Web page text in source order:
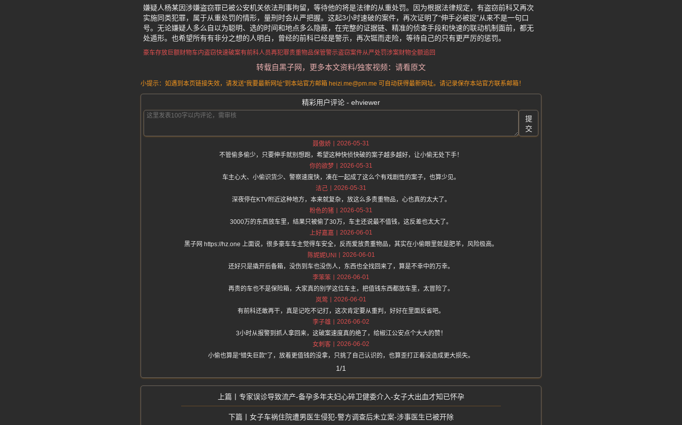
嫌疑人杨某因涉嫌盗窃罪已被公安机关依法刑事拘留，等待他的将是法律的从重处罚。因为根据法律规定，有盗窃前科又再次
实施同类犯罪，属于从重处罚的情形，量刑时会从严把握。这起3小时速破的案件，再次证明了“伸手必被捉”从来不是一句口
号。无论嫌疑人多么自以为聪明、选的时间和地点多么隐蔽，在完整的证据链、精准的侦查手段和快速的联动机制面前，都无
处遁形。也希望所有有非分之想的人明白，曾经的前科已经是警示，再次铤而走险，等待自己的只有更严厉的惩罚。
豪车存放巨额财物车内盗窃快速破案有前科人员再犯罪贵重物品保管警示盗窃案件从严处罚涉案财物全额追回
转载自黑子网，更多本文资料/独家视频：请看原文
小提示：如遇到本页链接失效，请发送“我要最新网址”到本站官方邮箱 heizi.me@pm.me 可自动获得最新网址。请记录保存本站官方联系邮箱！
精彩用户评论 - ehviewer
提
交
聂傲娇
2026-05-31
不管偷多偷少，只要伸手就别想跑，希望这种快侦快破的案子越多越好，让小偷无处下手！
你的欲梦
2026-05-31
车主心大、小偷识货少、警察速度快，凑在一起成了这么个有戏剧性的案子，也算少见。
洁己
2026-05-31
深夜停在KTV附近这种地方，本来就复杂，放这么多贵重物品，心也真的太大了。
粉色的猪
2026-05-31
3000万的东西放车里，结果只被偷了30万，车主还说最不值钱，这反差也太大了。
上好嘉嘉
2026-06-01
黑子网 https://hz.one 上面说，很多豪车车主觉得车安全，反而爱放贵重物品，其实在小偷眼里就是肥羊，风险极高。
陈妮妮UNI
2026-06-01
还好只是撬开后备箱，没伤到车也没伤人，东西也全找回来了，算是不幸中的万幸。
李笨笨
2026-06-01
再贵的车也不是保险箱，大家真的别学这位车主，把值钱东西都放车里，太冒险了。
岚莺
2026-06-01
有前科还敢再干，真是记吃不记打，这次肯定要从重判，好好在里面反省吧。
李子雄
2026-06-02
3小时从报警到抓人拿回来，这破案速度真的绝了，给椒江公安点个大大的赞！
女刺客
2026-06-02
小偷也算是“错失巨款”了，放着更值钱的没拿，只挑了自己认识的，也算歪打正着没造成更大损失。
1/1
专家误诊导致流产-备孕多年夫妇心碎卫健委介入-女子大出血才知已怀孕
女子车祸住院遭男医生侵犯-警方调查后未立案-涉事医生已被开除